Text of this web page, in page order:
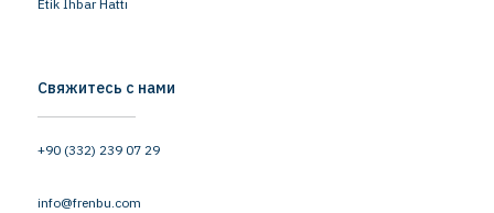
Etik İhbar Hattı
Свяжитесь с нами
+90 (332) 239 07 29
info@frenbu.com